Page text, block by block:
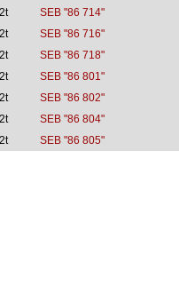
SEB "86 714"
SEB "86 716"
SEB "86 718"
SEB "86 801"
SEB "86 802"
SEB "86 804"
SEB "86 805"